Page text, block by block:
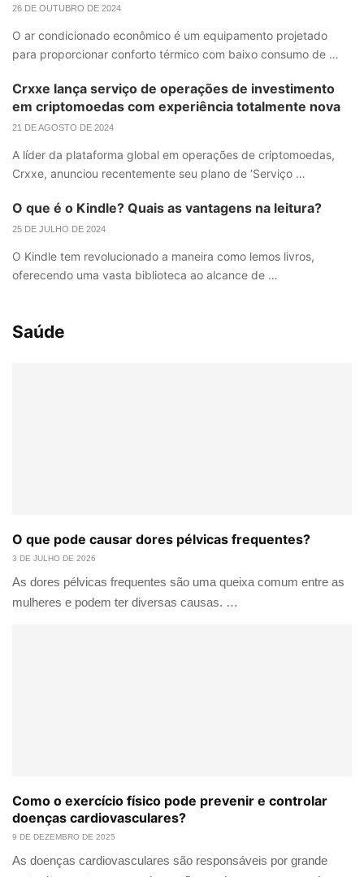
26 DE OUTUBRO DE 2024
O ar condicionado econômico é um equipamento projetado
para proporcionar conforto térmico com baixo consumo de …
Crxxe lança serviço de operações de investimento
em criptomoedas com experiência totalmente nova
21 DE AGOSTO DE 2024
A líder da plataforma global em operações de criptomoedas,
Crxxe, anunciou recentemente seu plano de ‘Serviço …
O que é o Kindle? Quais as vantagens na leitura?
25 DE JULHO DE 2024
O Kindle tem revolucionado a maneira como lemos livros,
oferecendo uma vasta biblioteca ao alcance de …
Saúde
O que pode causar dores pélvicas frequentes?
3 DE JULHO DE 2026
As dores pélvicas frequentes são uma queixa comum entre as
mulheres e podem ter diversas causas. …
Como o exercício físico pode prevenir e controlar
doenças cardiovasculares?
9 DE DEZEMBRO DE 2025
As doenças cardiovasculares são responsáveis por grande